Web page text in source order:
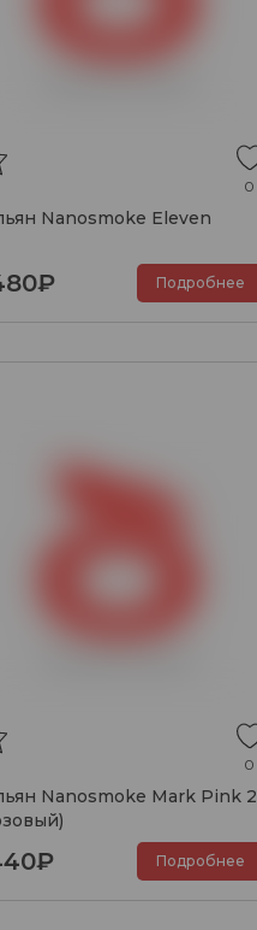
0
Nanosmoke Eleven
Подробнее
0
Nanosmoke Mark Pink 2
Подробнее